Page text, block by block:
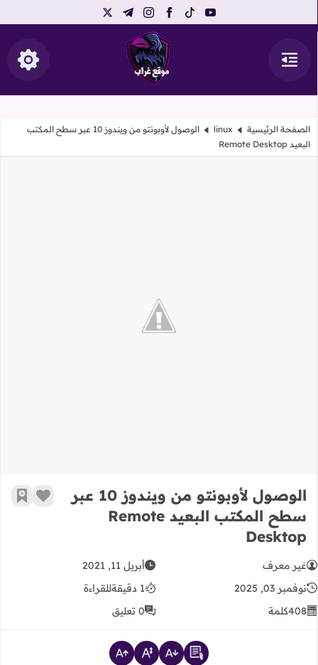
youtube
tiktok
facebook
instagram
telegram
x
القائمة موقع غراب إظهار
الصفحة الرئيسية linux
الوصول لأوبونتو من ويندوز 10 عبر سطح المكتب
البعيد Remote Desktop
الوصول لأوبونتو من ويندوز 10 عبر سطح المكتب البعيد Remote Desktop
الوصول لأوبونتو من ويندوز 10 عبر
سطح المكتب البعيد Remote
Desktop
زر أضف
غير معرف
أبريل 11, 2021
نوفمبر 03, 2025
1 دقيقة
للقراءة
408كلمة 0 تعليق